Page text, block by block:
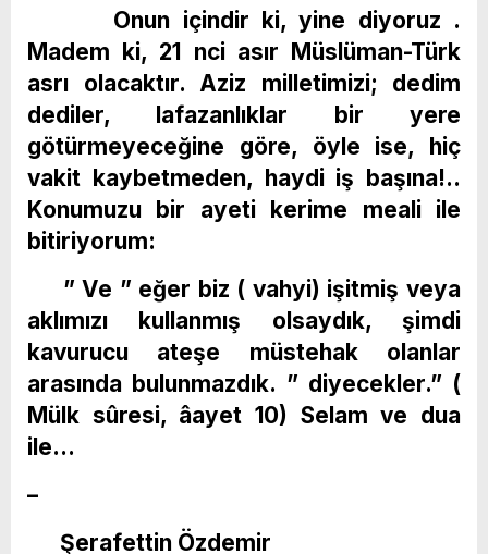
Onun içindir ki, yine diyoruz .
Madem ki, 21 nci asır Müslüman-Türk
asrı olacaktır. Aziz milletimizi; dedim
dediler, lafazanlıklar bir yere
götürmeyeceğine göre, öyle ise, hiç
vakit kaybetmeden, haydi iş başına!..
Konumuzu bir ayeti kerime meali ile
bitiriyorum:
” Ve ” eğer biz ( vahyi) işitmiş veya
aklımızı kullanmış olsaydık, şimdi
kavurucu ateşe müstehak olanlar
arasında bulunmazdık. ” diyecekler.” (
Mülk sûresi, âayet 10) Selam ve dua
ile…
–
Şerafettin Özdemir